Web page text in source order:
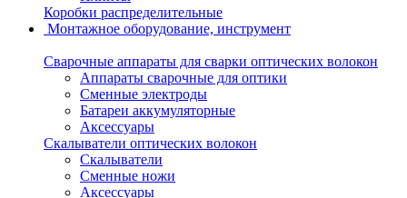
Коробки распределительные
Монтажное оборудование, инструмент
Сварочные аппараты для сварки оптических волокон
Аппараты сварочные для оптики
Сменные электроды
Батареи аккумуляторные
Аксессуары
Скалыватели оптических волокон
Скалыватели
Сменные ножи
Аксессуары